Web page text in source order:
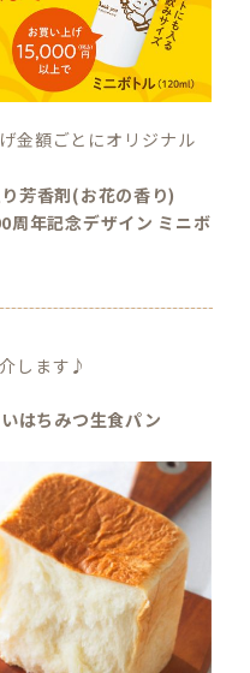
金額ごとにオリジナル
芳香剤(お花の香り)
年記念デザイン ミニボ
します♪
はちみつ生食パン